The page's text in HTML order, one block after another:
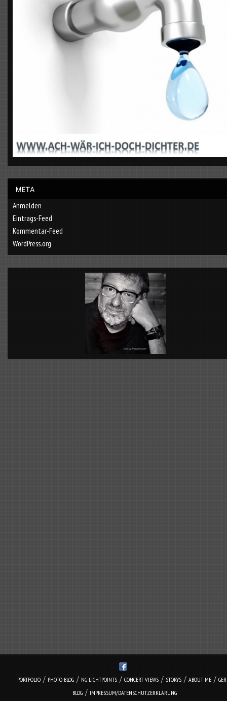
Anmelden
Eintrags-Feed
Kommentar-Feed
WordPress.org
PORTFOLIO / PHOTO-BLOG / NG-LIGHTPOINTS / CONCERT VIEWS / STORYS / ABOUT ME /
BLOG / IMPRESSUM/DATENSCHUTZERKLÄRUNG